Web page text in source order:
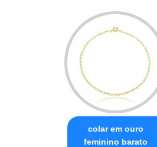
colar em ouro
feminino barato